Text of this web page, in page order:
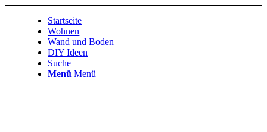
Startseite
Wohnen
Wand und Boden
DIY Ideen
Suche
Menü Menü